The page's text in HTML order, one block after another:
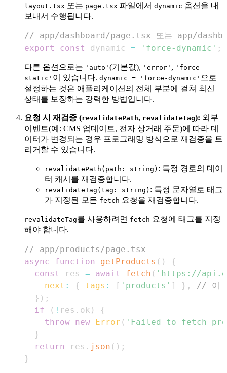
layout.tsx 또는 page.tsx 파일에서 dynamic 옵션을 내
보내서 수행됩니다.
// app/dashboard/page.tsx 또는 app/
export
const dynamic = 'force-dynamic' ;
다른 옵션으로는 'auto' (기본값), 'error' , 'force-
static' 이 있습니다. dynamic = 'force-dynamic' 으로
설정하는 것은 애플리케이션의 전체 부분에 걸쳐 최신
상태를 보장하는 강력한 방법입니다.
요청 시 재검증 (revalidatePath, revalidateTag): 외부
이벤트(예: CMS 업데이트, 전자 상거래 주문)에 따라 데
이터가 변경되는 경우 프로그래밍 방식으로 재검증을 트
리거할 수 있습니다.
revalidatePath(path: string) : 특정 경로의 데이
터 캐시를 재검증합니다.
revalidateTag(tag: string) : 특정 문자열로 태그
가 지정된 모든 fetch 요청을 재검증합니다.
revalidateTag를 사용하려면 fetch 요청에 태그를 지정
해야 합니다.
// app/products/page.tsx
async
function getProducts ( )
{
const
res = await fetch ( 'https://
next : { tags : [ 'products' ] } ,
// 이
} ) ;
if
( ! res . ok )
{
throw new Error ( 'Failed to fetch
}
return
res . json ( ) ;
}